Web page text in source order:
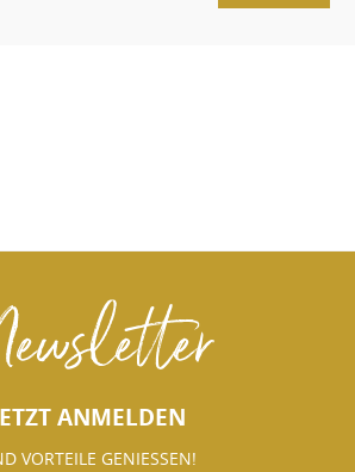
ANMELDEN
VORTEILE GENIESSEN!